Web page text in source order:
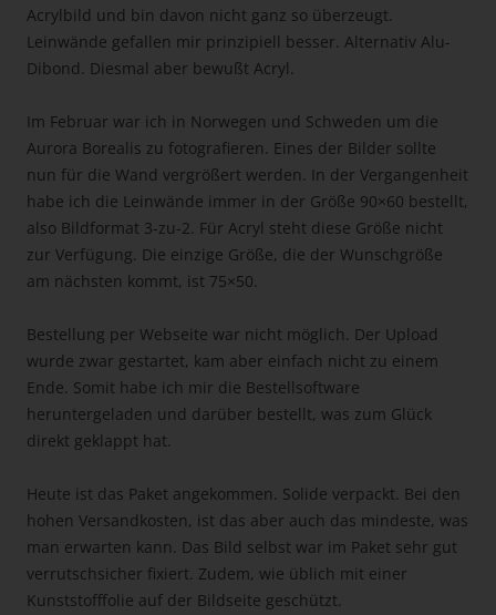
Acrylbild und bin davon nicht ganz so überzeugt.
Leinwände gefallen mir prinzipiell besser. Alternativ Alu-
Dibond. Diesmal aber bewußt Acryl.
Im Februar war ich in Norwegen und Schweden um die
Aurora Borealis zu fotografieren. Eines der Bilder sollte
nun für die Wand vergrößert werden. In der Vergangenheit
habe ich die Leinwände immer in der Größe 90×60 bestellt,
also Bildformat 3-zu-2. Für Acryl steht diese Größe nicht
zur Verfügung. Die einzige Größe, die der Wunschgröße
am nächsten kommt, ist 75×50.
Bestellung per Webseite war nicht möglich. Der Upload
wurde zwar gestartet, kam aber einfach nicht zu einem
Ende. Somit habe ich mir die Bestellsoftware
heruntergeladen und darüber bestellt, was zum Glück
direkt geklappt hat.
Heute ist das Paket angekommen. Solide verpackt. Bei den
hohen Versandkosten, ist das aber auch das mindeste, was
man erwarten kann. Das Bild selbst war im Paket sehr gut
verrutschsicher fixiert. Zudem, wie üblich mit einer
Kunststofffolie auf der Bildseite geschützt.